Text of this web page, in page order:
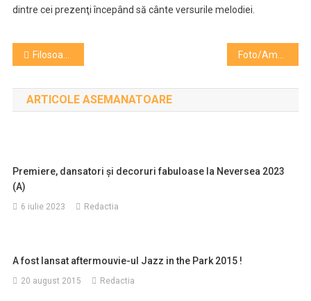
dintre cei prezenţi începând să cânte versurile melodiei.
Navigare
în
articole
Filosoafa maghiară Agnes Heller a murit în timp ce înota în lacul Balaton
ARTICOLE ASEMANATOARE
Premiere, dansatori și decoruri fabuloase la Neversea 2023
(A)
6 iulie 2023 Redactia
A fost lansat aftermouvie-ul Jazz in the Park 2015 !
20 august 2015 Redactia